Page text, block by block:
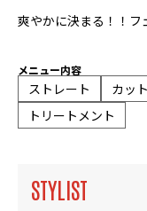
爽やかに決まる！！フ
メニュー内容
ストレート カット
トリートメント
STYLIST